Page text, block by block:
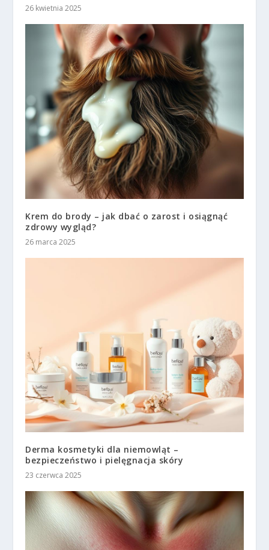
26 kwietnia 2025
Krem do brody – jak dbać o zarost i osiągnąć
zdrowy wygląd?
26 marca 2025
Derma kosmetyki dla niemowląt –
bezpieczeństwo i pielęgnacja skóry
23 czerwca 2025